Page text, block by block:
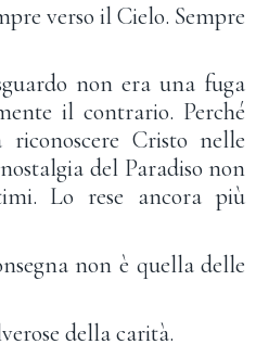
verso il Cielo. Sempre
non era una fuga
il contrario. Perché
Cristo nelle
del Paradiso non
Lo rese ancora più
non è quella delle
della carità.